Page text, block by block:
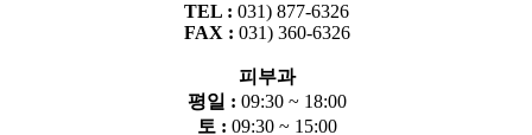
TEL : 031) 877-6326
FAX : 031) 360-6326
피부과
평일 : 09:30 ~ 18:00
토 : 09:30 ~ 15:00